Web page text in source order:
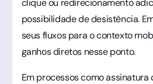
clique ou redirecionamento
possibilidade de desistência.
seus fluxos para o contexto
ganhos diretos nesse ponto.
Em processos como assinatura